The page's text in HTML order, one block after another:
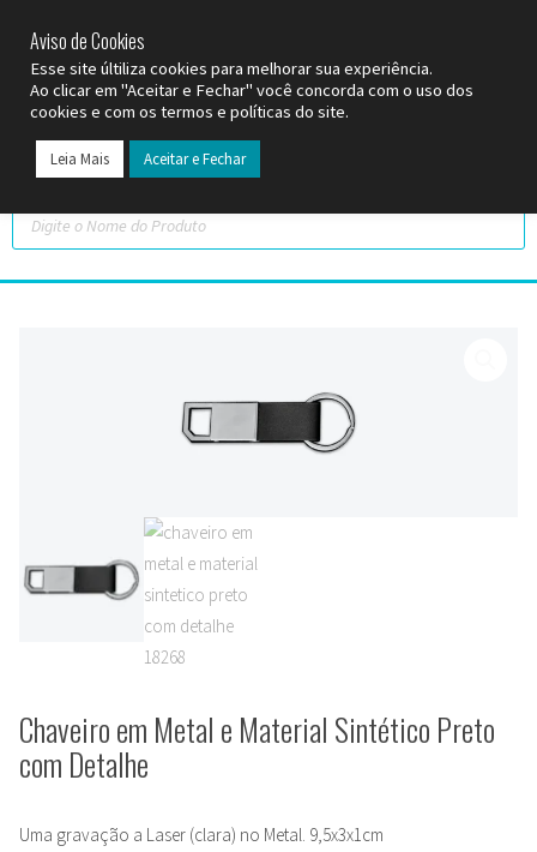
Chaveiro em Metal e Material Sintético Preto
com Detalhe
Uma gravação a Laser (clara) no Metal. 9,5x3x1cm
Aviso de Cookies
Esse site últiliza cookies para melhorar sua experiência.
Ao clicar em "Aceitar e Fechar" você concorda com o uso dos
cookies e com os termos e políticas do site.
Leia Mais Aceitar e Fechar